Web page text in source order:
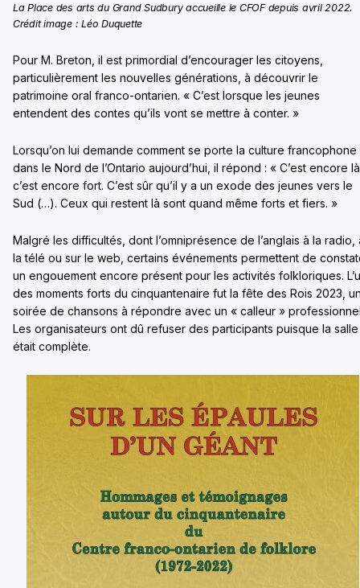
La Place des arts du Grand Sudbury accueille le CFOF depuis avril 2022.
Crédit image : Léo Duquette
Pour M. Breton, il est primordial d’encourager les citoyens,
particulièrement les nouvelles générations, à découvrir le
patrimoine oral franco-ontarien. « C’est lorsque les jeunes
entendent des contes qu’ils vont se mettre à conter. »
Lorsqu’on lui demande comment se porte la culture francophone
dans le Nord de l’Ontario aujourd’hui, il répond : « C’est encore
c’est encore fort. C’est sûr qu’il y a un exode des jeunes vers le
Sud (…). Ceux qui restent là sont quand même forts et fiers. »
Malgré les difficultés, dont l’omniprésence de l’anglais à la radio,
la télé ou sur le web, certains événements permettent de
un engouement encore présent pour les activités folkloriques.
des moments forts du cinquantenaire fut la fête des Rois 2023,
soirée de chansons à répondre avec un « calleur »
Les organisateurs ont dû refuser des participants puisque la salle
était complète.